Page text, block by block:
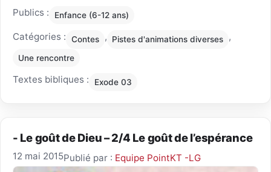
Publics : Enfance (6-12 ans)
Catégories : Contes , Pistes d'animations diverses ,
Une rencontre
Textes bibliques : Exode 03
- Le goût de Dieu – 2/4 Le goût de l’espérance
12 mai 2015Publié par : Equipe PointKT -LG